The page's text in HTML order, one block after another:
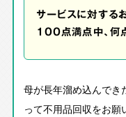
サービスに対する
100点満点中、何
母が長年溜め込んでき
って不用品回収をお